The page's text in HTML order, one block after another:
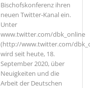
Bischofskonferenz ihren
neuen Twitter-Kanal ein.
Unter
www.twitter.com/dbk_online
(http://www.twitter.com/
wird seit heute, 18.
September 2020, über
Neuigkeiten und die
Arbeit der Deutschen